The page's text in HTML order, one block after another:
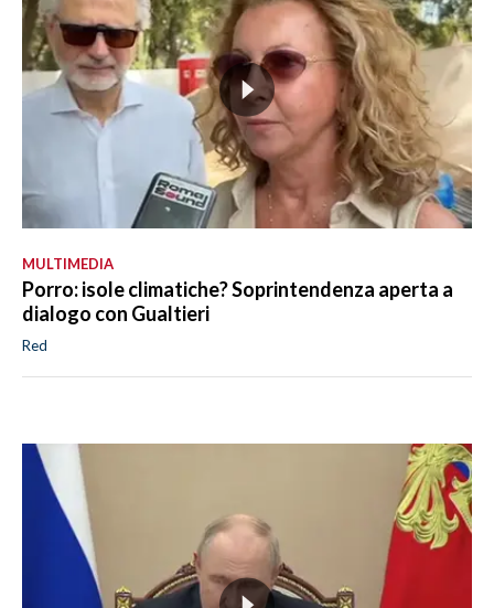
MULTIMEDIA
Porro: isole climatiche? Soprintendenza aperta a
dialogo con Gualtieri
Red